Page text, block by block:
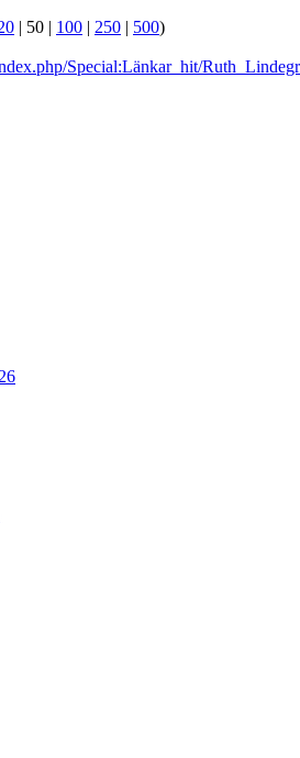
| 50 | 100 | 250 | 500)
Special:Länkar_hit/